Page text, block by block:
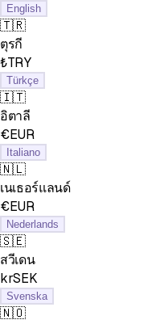
English
🇹🇷
ตุรกี
₺TRY
Türkçe
🇮🇹
อิตาลี
€EUR
Italiano
🇳🇱
เนเธอร์แลนด์
€EUR
Nederlands
🇸🇪
สวีเดน
krSEK
Svenska
🇳🇴